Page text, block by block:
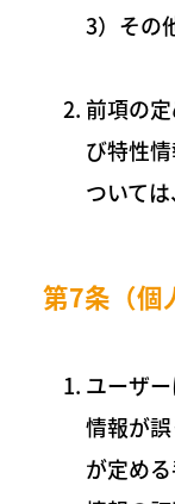
3）その
前項の
び特性
ついて
第7条（個
ユーザ
情報が
が定め